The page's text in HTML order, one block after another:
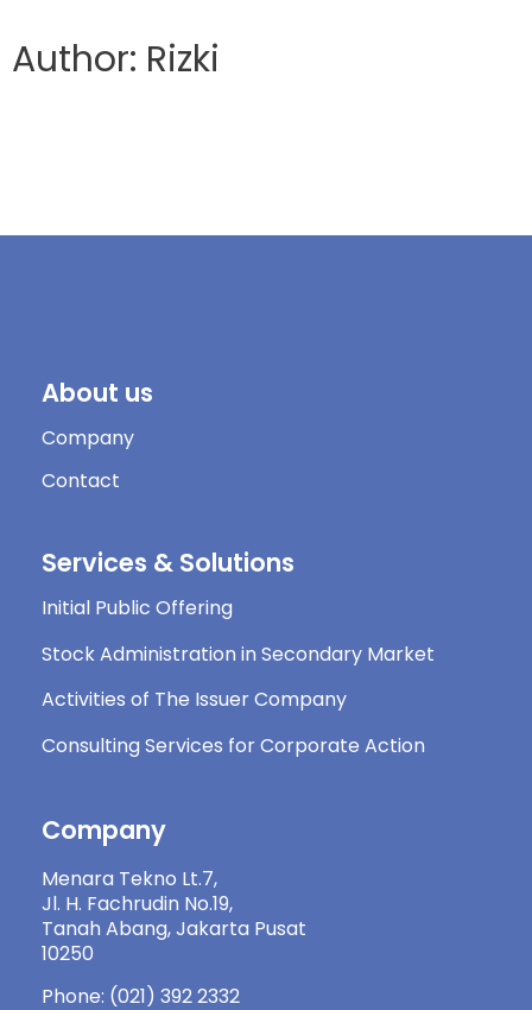
Author: Rizki
About us
Company
Contact
Services & Solutions
Initial Public Offering
Stock Administration in Secondary Market
Activities of The Issuer Company
Consulting Services for Corporate Action
Company
Menara Tekno Lt.7,
Jl. H. Fachrudin No.19,
Tanah Abang, Jakarta Pusat
10250
Phone: (021) 392 2332